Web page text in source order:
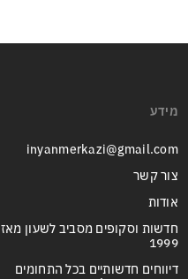
מידע
inyanmerkazi@gmail.com
צור קשר
אודות
חדשות וסקופים מסביב לשעון מאז
1999
דיווחים חדשותיים בכל התחומים